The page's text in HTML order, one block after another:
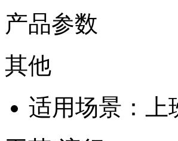
产品参数
其他
适用场景：上